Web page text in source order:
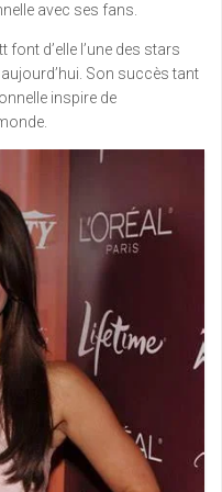
avec ses fans.
font d’elle l’une des stars
Son succès tant
inspire de